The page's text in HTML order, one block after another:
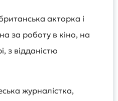
акторка і
за роботу в кіно, на
з відданістю
журналістка,